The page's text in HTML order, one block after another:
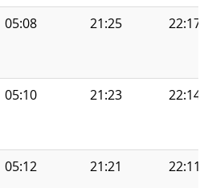
05:08 21:25 22:17
05:10 21:23 22:14
05:12 21:21 22:11